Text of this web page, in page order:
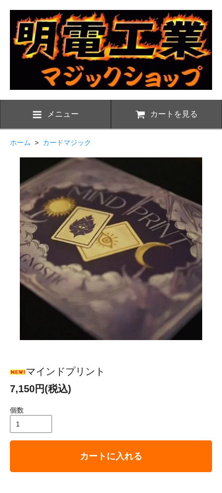
メニュー カートを見る
ホーム > カードマジック
マインドプリント
7,150円(税込)
個数
カートに入れる